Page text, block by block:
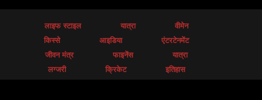
लाइफ स्टाइल यात्रा
वीमेन
किस्से
आइडिया
एंटरटेनमेंट
जीवन मंत्र
फाइनेंस
यात्रा
लग्जरी
क्रिकेट इतिहास